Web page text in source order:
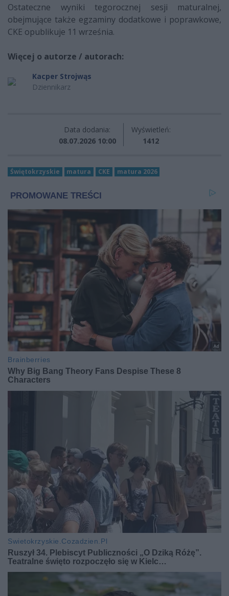
Ostateczne wyniki tegorocznej sesji maturalnej,
obejmujące także egzaminy dodatkowe i poprawkowe,
CKE opublikuje 11 września.
Więcej o autorze / autorach:
Kacper Strojwąs
Dziennikarz
Data dodania:
08.07.2026 10:00
Wyświetleń:
1412
Świętokrzyskie matura CKE matura 2026